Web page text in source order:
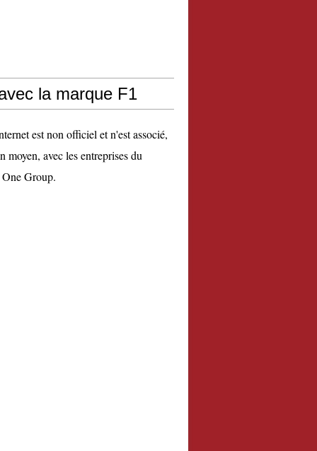
la marque F1
est non officiel et n'est associé,
moyen, avec les entreprises du
Group.